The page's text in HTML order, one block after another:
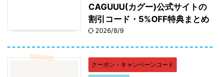
CAGUUU(カグー)公式サイトの
割引コード・5%OFF特典まとめ
2026/8/9
クーポン・キャンペーンコード